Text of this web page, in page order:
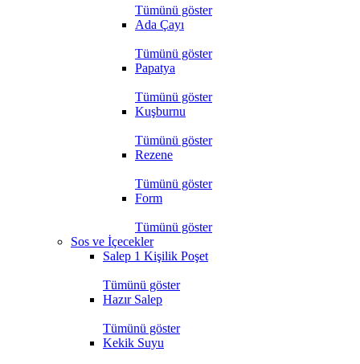
Tümünü göster
Ada Çayı
Tümünü göster
Papatya
Tümünü göster
Kuşburnu
Tümünü göster
Rezene
Tümünü göster
Form
Tümünü göster
Sos ve İçecekler
Salep 1 Kişilik Poşet
Tümünü göster
Hazır Salep
Tümünü göster
Kekik Suyu